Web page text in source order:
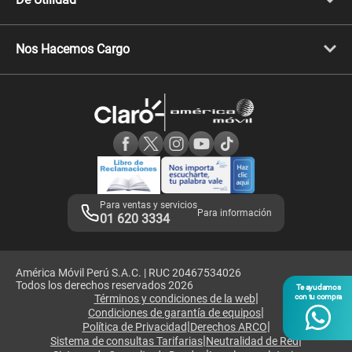
Te ayudamos
con tu compra
Celulares Samsung
Celulares Motorola
Llamada por llamada
Comprobantes electrónicos
Consulta de IMEI
Nos Hacemos Cargo
Consulta de reclamos
Adquirientes iPhone 6, 6S y SE
Mensaje de Seguridad
Términos y Condiciones de Tienda Claro
Libro de Reclamaciones
Legales de marketplace
Para ventas y servicios
01 620 3334 Para información
América Móvil Perú S.A.C. | RUC 20467534026
Todos los derechos reservados 2026
Términos y condiciones de la web|
Condiciones de garantía de equipos|
Política de Privacidad|Derechos ARCO|
Sistema de consultas Tarifarias|Neutralidad de Red|